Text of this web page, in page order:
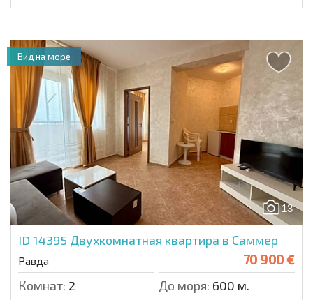
13
ID 14395 Двухкомнатная квартира в Саммер
Равда 70 900 €
Комнат: 2 До моря: 600 м.
Вид на море